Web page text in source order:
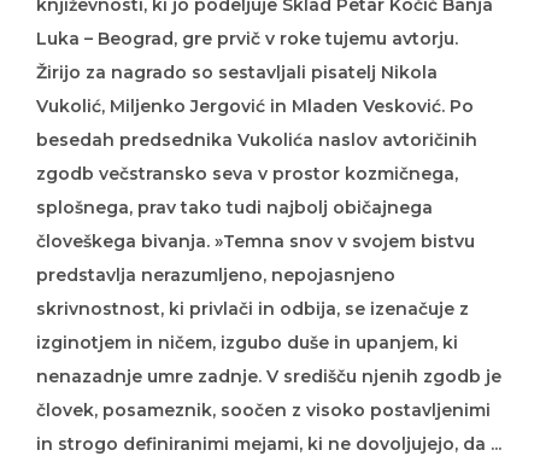
književnosti, ki jo podeljuje Sklad Petar Kočić Banja
Luka – Beograd, gre prvič v roke tujemu avtorju.
Žirijo za nagrado so sestavljali pisatelj Nikola
Vukolić, Miljenko Jergović in Mladen Vesković. Po
besedah predsednika Vukolića naslov avtoričinih
zgodb večstransko seva v prostor kozmičnega,
splošnega, prav tako tudi najbolj običajnega
človeškega bivanja. »Temna snov v svojem bistvu
predstavlja nerazumljeno, nepojasnjeno
skrivnostnost, ki privlači in odbija, se izenačuje z
izginotjem in ničem, izgubo duše in upanjem, ki
nenazadnje umre zadnje. V središču njenih zgodb je
človek, posameznik, soočen z visoko postavljenimi
in strogo definiranimi mejami, ki ne dovoljujejo, da ...